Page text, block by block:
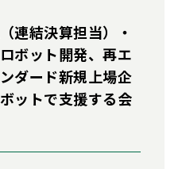
連結決算担当）・
ボット開発、再エ
ダード新規上場企
ットで支援する会